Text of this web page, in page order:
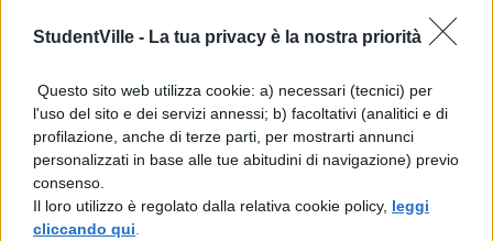
StudentVille - La tua privacy è la nostra priorità
Questo sito web utilizza cookie: a) necessari (tecnici) per
l'uso del sito e dei servizi annessi; b) facoltativi (analitici e di
profilazione, anche di terze parti, per mostrarti annunci
personalizzati in base alle tue abitudini di navigazione) previo
consenso.
Il loro utilizzo è regolato dalla relativa cookie policy, leggi
cliccando qui
sempre tantissime, in secondo luogo chi ò
primo non sempre effettua buone scelte; Er
racconta che nel suo caso chi scelse per
primo scelse la tirannide che gli aveva fatto
una buona impressione (infatti lassù si
vedono le cose sotto forma di oggetti: forse
la tirannide aveva dei bei colori, chi lo sa?).